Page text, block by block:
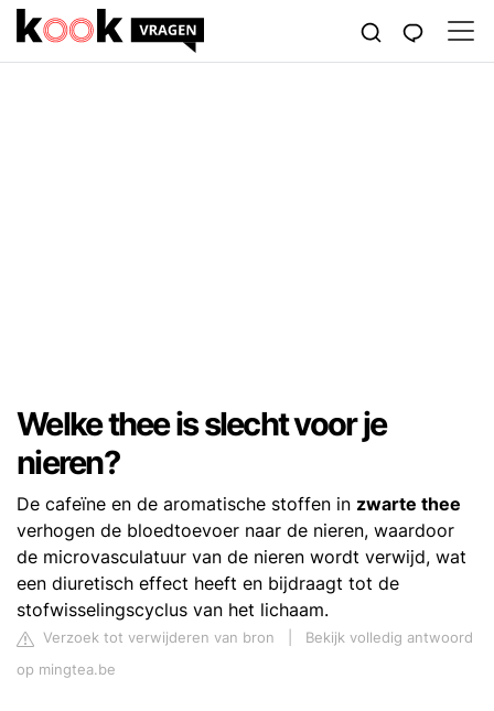
Welke thee is slecht voor je
nieren?
De cafeïne en de aromatische stoffen in zwarte thee
verhogen de bloedtoevoer naar de nieren, waardoor
de microvasculatuur van de nieren wordt verwijd, wat
een diuretisch effect heeft en bijdraagt tot de
stofwisselingscyclus van het lichaam.
Verzoek tot verwijderen van bron
Bekijk volledig antwoord
op mingtea.be